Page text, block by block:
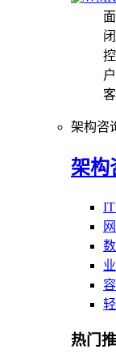
架构咨
架构
热门